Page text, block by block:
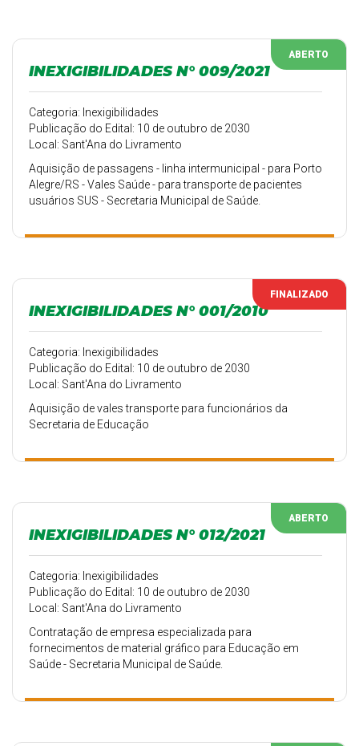
ABERTO
INEXIGIBILIDADES N° 009/2021
Categoria: Inexigibilidades
Publicação do Edital: 10 de outubro de 2030
Local: Sant'Ana do Livramento
Aquisição de passagens - linha intermunicipal - para Porto
Alegre/RS - Vales Saúde - para transporte de pacientes
usuários SUS - Secretaria Municipal de Saúde.
FINALIZADO
INEXIGIBILIDADES N° 001/2010
Categoria: Inexigibilidades
Publicação do Edital: 10 de outubro de 2030
Local: Sant'Ana do Livramento
Aquisição de vales transporte para funcionários da
Secretaria de Educação
ABERTO
INEXIGIBILIDADES N° 012/2021
Categoria: Inexigibilidades
Publicação do Edital: 10 de outubro de 2030
Local: Sant'Ana do Livramento
Contratação de empresa especializada para
fornecimentos de material gráfico para Educação em
Saúde - Secretaria Municipal de Saúde.